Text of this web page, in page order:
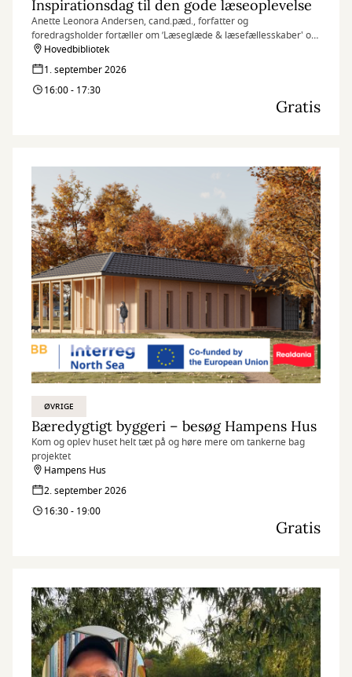
Inspirationsdag til den gode læseoplevelse
Anette Leonora Andersen, cand.pæd., forfatter og
foredragsholder fortæller om ’Læseglæde & læsefællesskaber' og
giver inspiration til den gode læseoplevelse
Hovedbibliotek
1. september 2026
16:00 - 17:30
Gratis
ØVRIGE
Bæredygtigt byggeri – besøg Hampens Hus
Kom og oplev huset helt tæt på og høre mere om tankerne bag
projektet
Hampens Hus
2. september 2026
16:30 - 19:00
Gratis